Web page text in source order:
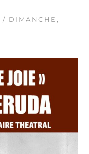
/ DIMANCHE,